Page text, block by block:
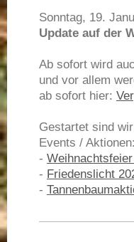
Sonntag, 19.
Update auf der
Ab sofort wird
und vor allem
ab sofort hier:
Gestartet sind
Events / Aktionen:
-
- Friedenslicht
-